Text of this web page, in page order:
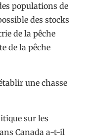
populations de
des stocks
de la pêche
de la pêche
une chasse
sur les
Canada a-t-il